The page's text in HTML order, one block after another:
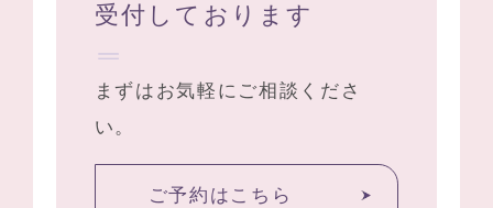
受付しております
まずはお気軽にご相談くださ
い。
ご予約はこちら